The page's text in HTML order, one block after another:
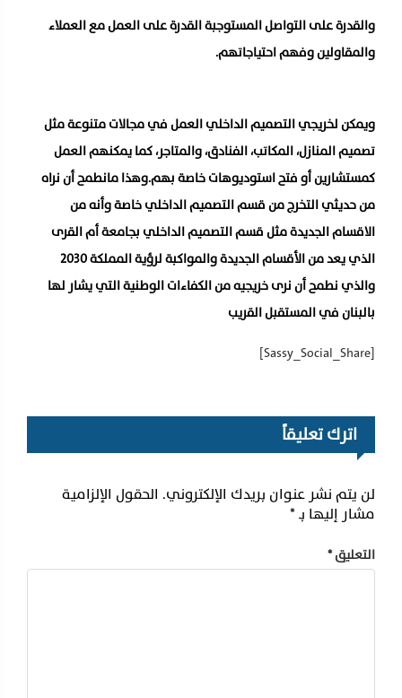
والقدرة على التواصل المستوجبة القدرة على العمل مع العملاء
والمقاولين وفهم احتياجاتهم.
ويمكن لخريجي التصميم الداخلي العمل في مجالات متنوعة مثل
تصميم المنازل، المكاتب، الفنادق، والمتاجر، كما يمكنهم العمل
كمستشارين أو فتح استوديوهات خاصة بهم.وهذا مانطمح أن نراه
من حديثي التخرج من قسم التصميم الداخلي خاصة وأنه من
الاقسام الجديدة مثل قسم التصميم الداخلي بجامعة أم القرى
الذي يعد من الأقسام الجديدة والمواكبة لرؤية المملكة ٢٠٣٠
والذي نطمح أن نرى خريجيه من الكفاءات الوطنية التي يشار لها
بالبنان في المستقبل القريب
[Sassy_Social_Share]
اترك تعليقاً
لن يتم نشر عنوان بريدك الإلكتروني. الحقول الإلزامية
مشار إليها بـ*
التعليق*